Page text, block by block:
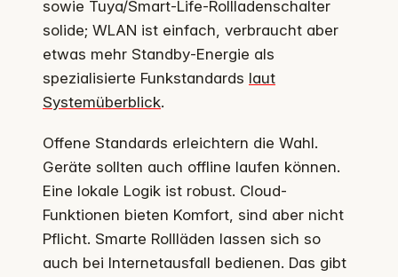
sowie Tuya/Smart‑Life‑Rollladenschalter
solide; WLAN ist einfach, verbraucht aber
etwas mehr Standby‑Energie als
spezialisierte Funkstandards laut
Systemüberblick.
Offene Standards erleichtern die Wahl.
Geräte sollten auch offline laufen können.
Eine lokale Logik ist robust. Cloud-
Funktionen bieten Komfort, sind aber nicht
Pflicht. Smarte Rollläden lassen sich so
auch bei Internetausfall bedienen. Das gibt